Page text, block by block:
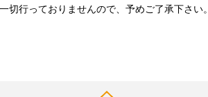
行っておりませんので、予めご了承下さい。